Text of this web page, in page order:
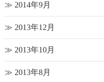
2014年9月
2013年12月
2013年10月
2013年8月